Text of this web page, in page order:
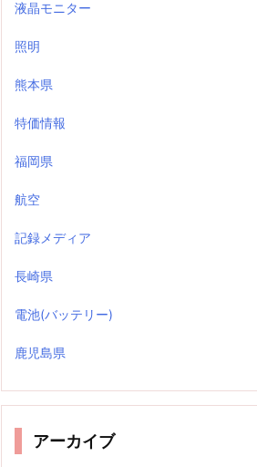
液晶モニター
照明
熊本県
特価情報
福岡県
航空
記録メディア
長崎県
電池(バッテリー)
鹿児島県
アーカイブ